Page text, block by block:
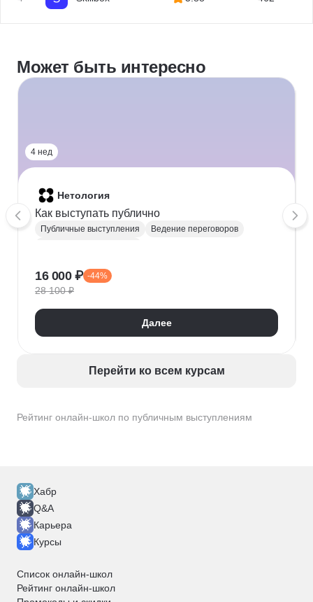
Рейтинг онлайн-школ по публичным выступлениям
Может быть интересно
4 нед
Нетология
Как выступать публично
Публичные выступления
Ведение переговоров
16 000 ₽ -44%
28 100 ₽
Далее
Перейти ко всем курсам
Хабр
Q&A
Карьера
Курсы
Список онлайн-школ
Рейтинг онлайн-школ